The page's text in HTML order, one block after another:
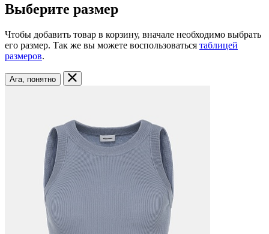
Выберите размер
Чтобы добавить товар в корзину, вначале необходимо выбрать
его размер. Так же вы можете воспользоваться таблицей
размеров.
Ага, понятно